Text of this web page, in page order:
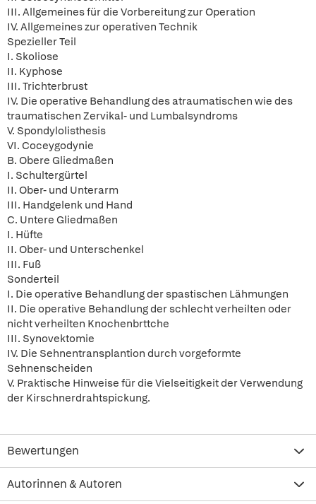
III. Allgemeines für die Vorbereitung zur Operation
IV. Allgemeines zur operativen Technik
Spezieller Teil
I. Skoliose
II. Kyphose
III. Trichterbrust
IV. Die operative Behandlung des atraumatischen wie des
traumatischen Zervikal- und Lumbalsyndroms
V. Spondylolisthesis
VI. Coceygodynie
B. Obere Gliedmaßen
I. Schultergürtel
II. Ober- und Unterarm
III. Handgelenk und Hand
C. Untere Gliedmaßen
I. Hüfte
II. Ober- und Unterschenkel
III. Fuß
Sonderteil
I. Die operative Behandlung der spastischen Lähmungen
II. Die operative Behandlung der schlecht verheilten oder
nicht verheilten Knochenbrttche
III. Synovektomie
IV. Die Sehnentransplantion durch vorgeformte
Sehnenscheiden
V. Praktische Hinweise für die Vielseitigkeit der Verwendung
der Kirschnerdrahtspickung.
Bewertungen
Autorinnen & Autoren